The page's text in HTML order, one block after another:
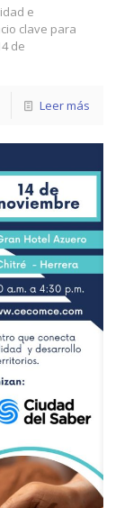
e
clave para
de
Leer más